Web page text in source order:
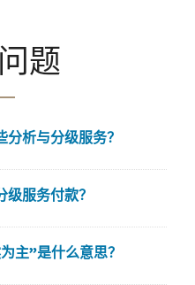
题
析与分级服务？
服务付款？
主”是什么意思？